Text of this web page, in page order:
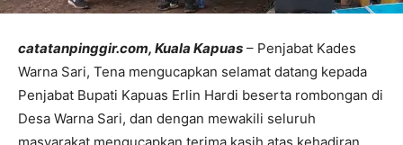
catatanpinggir.com, Kuala Kapuas – Penjabat Kades
Warna Sari, Tena mengucapkan selamat datang kepada
Penjabat Bupati Kapuas Erlin Hardi beserta rombongan di
Desa Warna Sari, dan dengan mewakili seluruh